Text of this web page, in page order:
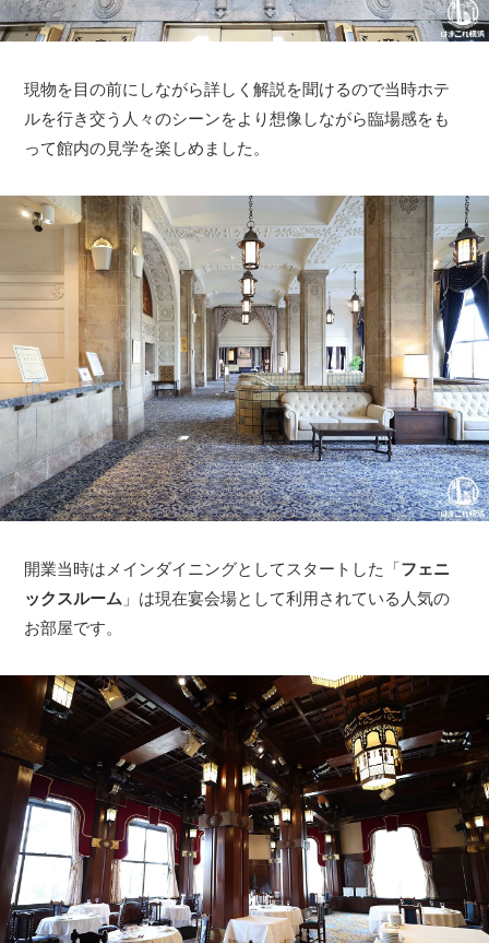
現物を目の前にしながら詳しく解説を聞けるので当時ホテ
ルを行き交う人々のシーンをより想像しながら臨場感をも
って館内の見学を楽しめました。
開業当時はメインダイニングとしてスタートした「フェニ
ックスルーム 」は現在宴会場として利用されている人気の
お部屋です。